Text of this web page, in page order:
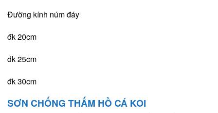
Đường kính núm đáy
đk 20cm
đk 25cm
đk 30cm
SƠN CHỐNG THẤM HỒ CÁ KOI